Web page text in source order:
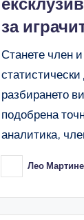
за
Станете член
разбирането
подобрена
аналитика,
Posted
by
Лео